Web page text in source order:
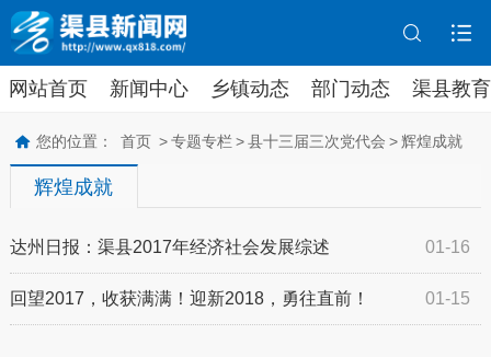
网站首页 新闻中心 乡镇动态 部门动态 渠县教育
您的位置： 首页 > 专题专栏 > 县十三届三次党代会 > 辉煌成就
辉煌成就
01-16
达州日报：渠县2017年经济社会发展综述
01-15
回望2017，收获满满！迎新2018，勇往直前！